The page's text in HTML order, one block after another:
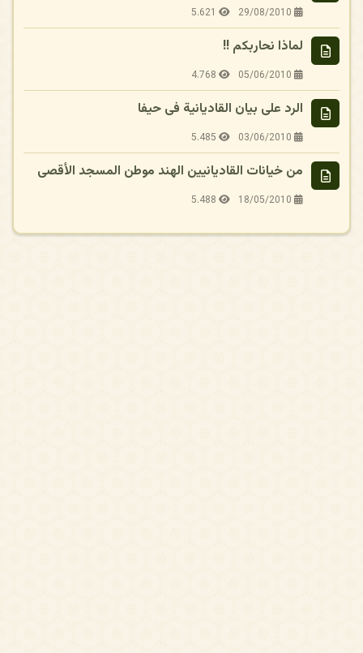
29/08/2010
5.621
لماذا نحاربكم !!
05/06/2010
4.768
الرد على بيان القاديانية فى حيفا
03/06/2010
5.485
من خيانات القاديانيين الهند موطن المسجد الأقصى
18/05/2010
5.488